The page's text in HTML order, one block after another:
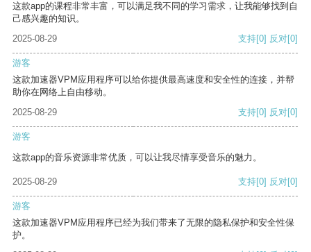
这款app的课程非常丰富，可以满足我不同的学习需求，让我能够找到自
己感兴趣的知识。
2025-08-29
支持[0] 反对[0]
游客
这款加速器VPM应用程序可以给你提供最高速度和安全性的连接，并帮
助你在网络上自由移动。
2025-08-29
支持[0] 反对[0]
游客
这款app的音乐资源非常优质，可以让我尽情享受音乐的魅力。
2025-08-29 支持[0] 反对[0]
游客
这款加速器VPM应用程序已经为我们带来了无限的隐私保护和安全性保
护。